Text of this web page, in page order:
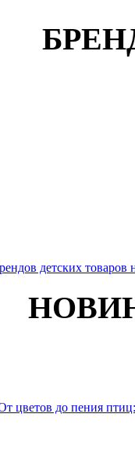
детских товаров
цветов до пения